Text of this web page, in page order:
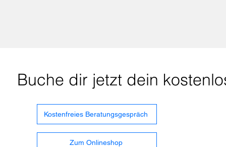
Buche dir jetzt dein
Kostenfreies Beratungsgespräch
Zum Onlineshop